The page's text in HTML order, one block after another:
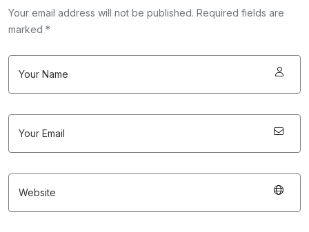
Your email address will not be published. Required fields are
marked *